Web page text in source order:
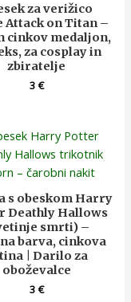
za verižico
Attack on Titan –
cinkov medaljon,
za cosplay in
zbiratelje
3€
s obeskom Harry
Deathly Hallows
smrti) –
barva, cinkova
| Darilo za
oboževalce
3€